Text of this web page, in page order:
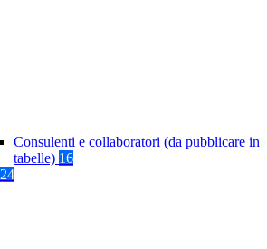
Consulenti e collaboratori (da pubblicare in
tabelle) 16
24